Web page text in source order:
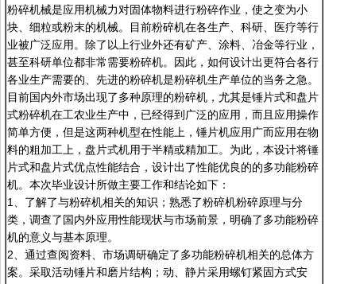
粉碎机械是应用机械力对固体物料进行粉碎作业，使之变为小
块、细粒或粉末的机械。目前粉碎机在各生产、科研、医疗等行
业被广泛应用。除了以上行业外还有矿产、涂料、冶金等行业，
甚至科研单位都非常需要粉碎机。因此，如何设计出更符合各行
各业生产需要的、先进的粉碎机是粉碎机生产单位的当务之急。
目前国内外市场出现了多种原理的粉碎机，尤其是锤片式和盘片
式粉碎机在工农业生产中，已经得到广泛的应用，而且应用操作
简单方便，但是这两种机型在性能上，锤片机应用广而应用在物
料的粗加工上，盘片式机用于半精或精加工。为此，本设计将锤
片式和盘片式优点性能结合，设计出了性能优良的的多功能粉碎
机。本次毕业设计所做主要工作和结论如下：
1、了解了与粉碎机相关的知识；熟悉了粉碎机粉碎原理与分
类，调查了国内外应用性能现状与市场前景，明确了多功能粉碎
机的意义与基本原理。
2、通过查阅资料、市场调研确定了多功能粉碎机相关的总体方
案。采取活动锤片和磨片结构；动、静片采用螺钉紧固方式安